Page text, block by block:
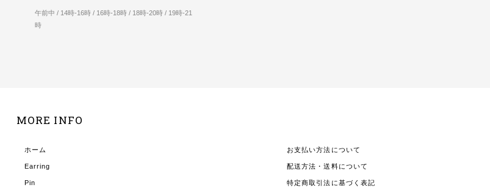
午前中 / 14時-16時 / 16時-18時 / 18時-20時 / 19時-21
時
MORE INFO
ホーム
Earring
Pin
お支払い方法について
配送方法・送料について
特定商取引法に基づく表記